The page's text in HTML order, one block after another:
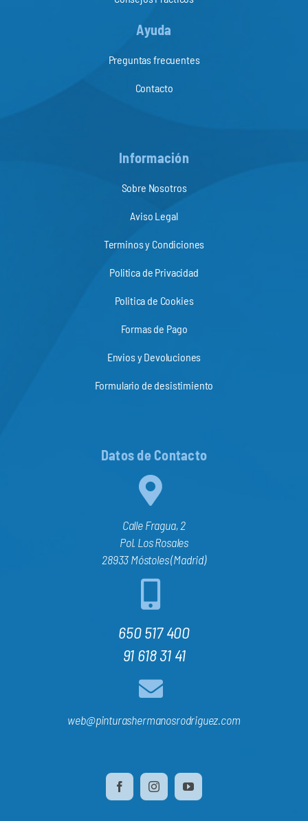
Ayuda
Preguntas frecuentes
Contacto
Información
Sobre Nosotros
Aviso Legal
Terminos y Condiciones
Politica de Privacidad
Politica de Cookies
Formas de Pago
Envios y Devoluciones
Formulario de desistimiento
Datos de Contacto
Calle Fragua, 2
Pol. Los Rosales
28933 Móstoles (Madrid)
650 517 400
91 618 31 41
web@pinturashermanosrodriguez.com